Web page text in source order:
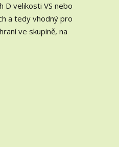
D velikosti VS nebo
a tedy vhodný pro
ve skupině, na